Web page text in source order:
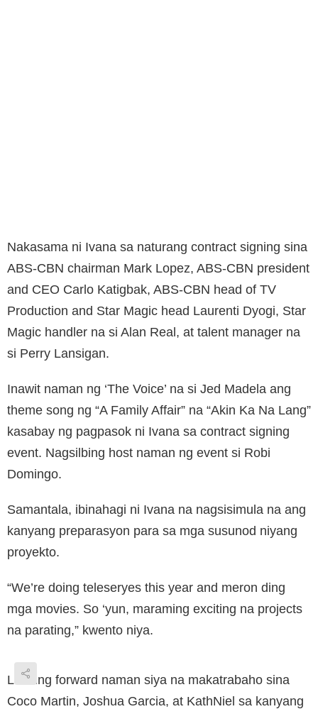
Nakasama ni Ivana sa naturang contract signing sina
ABS-CBN chairman Mark Lopez, ABS-CBN president
and CEO Carlo Katigbak, ABS-CBN head of TV
Production and Star Magic head Laurenti Dyogi, Star
Magic handler na si Alan Real, at talent manager na
si Perry Lansigan.
Inawit naman ng ‘The Voice’ na si Jed Madela ang
theme song ng “A Family Affair” na “Akin Ka Na Lang”
kasabay ng pagpasok ni Ivana sa contract signing
event. Nagsilbing host naman ng event si Robi
Domingo.
Samantala, ibinahagi ni Ivana na nagsisimula na ang
kanyang preparasyon para sa mga susunod niyang
proyekto.
“We’re doing teleseryes this year and meron ding
mga movies. So ‘yun, maraming exciting na projects
na parating,” kwento niya.
Looking forward naman siya na makatrabaho sina
Coco Martin, Joshua Garcia, at KathNiel sa kanyang